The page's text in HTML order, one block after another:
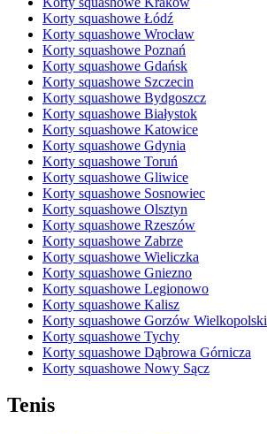
Korty squashowe Łódź
Korty squashowe Wrocław
Korty squashowe Poznań
Korty squashowe Gdańsk
Korty squashowe Szczecin
Korty squashowe Bydgoszcz
Korty squashowe Białystok
Korty squashowe Katowice
Korty squashowe Gdynia
Korty squashowe Toruń
Korty squashowe Gliwice
Korty squashowe Sosnowiec
Korty squashowe Olsztyn
Korty squashowe Rzeszów
Korty squashowe Zabrze
Korty squashowe Wieliczka
Korty squashowe Gniezno
Korty squashowe Legionowo
Korty squashowe Kalisz
Korty squashowe Gorzów Wielkopolski
Korty squashowe Tychy
Korty squashowe Dąbrowa Górnicza
Korty squashowe Nowy Sącz
Tenis